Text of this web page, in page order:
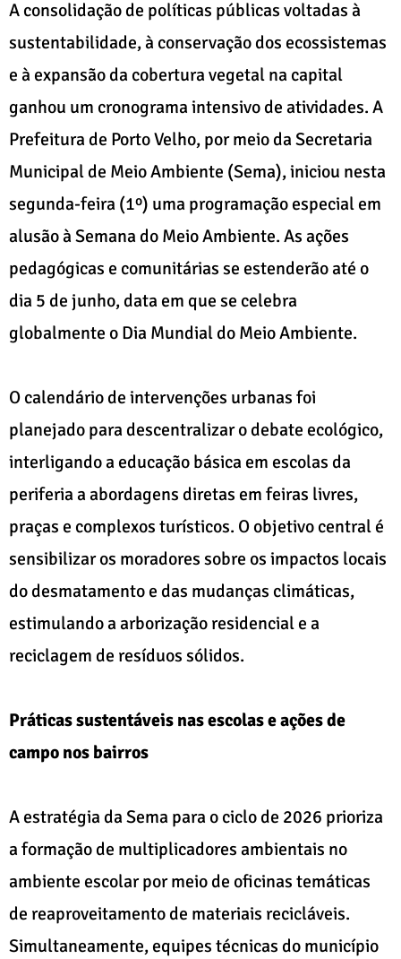
A consolidação de políticas públicas voltadas à
sustentabilidade, à conservação dos ecossistemas
e à expansão da cobertura vegetal na capital
ganhou um cronograma intensivo de atividades. A
Prefeitura de Porto Velho, por meio da Secretaria
Municipal de Meio Ambiente (Sema), iniciou nesta
segunda-feira (1º) uma programação especial em
alusão à Semana do Meio Ambiente. As ações
pedagógicas e comunitárias se estenderão até o
dia 5 de junho, data em que se celebra
globalmente o Dia Mundial do Meio Ambiente.
O calendário de intervenções urbanas foi
planejado para descentralizar o debate ecológico,
interligando a educação básica em escolas da
periferia a abordagens diretas em feiras livres,
praças e complexos turísticos. O objetivo central é
sensibilizar os moradores sobre os impactos locais
do desmatamento e das mudanças climáticas,
estimulando a arborização residencial e a
reciclagem de resíduos sólidos.
Práticas sustentáveis nas escolas e ações de
campo nos bairros
A estratégia da Sema para o ciclo de 2026 prioriza
a formação de multiplicadores ambientais no
ambiente escolar por meio de oficinas temáticas
de reaproveitamento de materiais recicláveis.
Simultaneamente, equipes técnicas do município